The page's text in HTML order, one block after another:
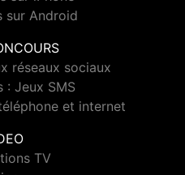
sur Android
réseaux sociaux
: Jeux SMS
et internet
TV